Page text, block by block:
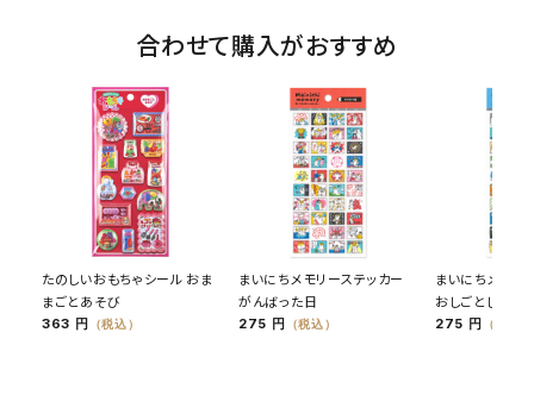
合わせて購入がおすすめ
たのしいおもちゃシール おま
まごとあそび
363 円 （税込）
まいにちメモリーステッカー
がんばった日
275 円 （税込）
まいにちメモリ
おしごとした日
275 円 （税込）